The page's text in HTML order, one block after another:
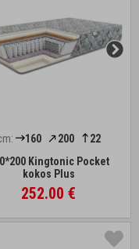
160 200
22
Kingtonic Pocket
kokos Plus
252.00 €